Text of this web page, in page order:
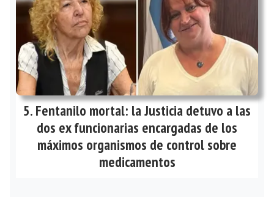
Fentanilo mortal: la Justicia detuvo a las
dos ex funcionarias encargadas de los
máximos organismos de control sobre
medicamentos